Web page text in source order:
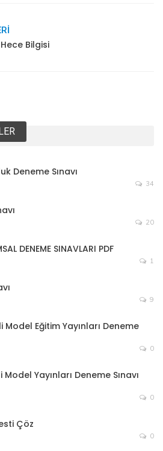
Bilgisi
Deneme Sınavı
34
20
DENEME SINAVLARI PDF
1
9
Model Eğitim Yayınları Deneme
0
Model Yayınları Deneme Sınavı
0
Çöz
0